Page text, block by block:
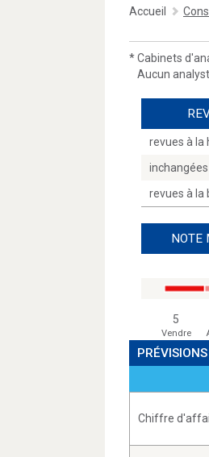
Accueil
*Cabinets
Aucun
revues à la
inchangées
revues à la
NOTE
5
Vendre
Chiffre